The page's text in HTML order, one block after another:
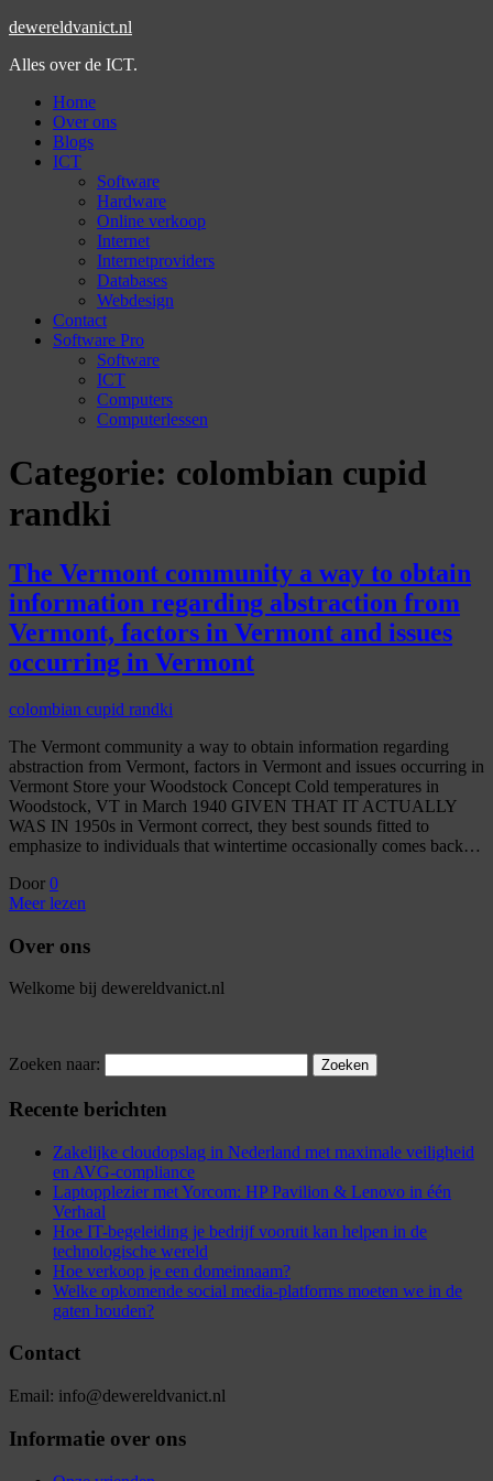
dewereldvanict.nl
Alles over de ICT.
Home
Over ons
Blogs
ICT
Software
Hardware
Online verkoop
Internet
Internetproviders
Databases
Webdesign
Contact
Software Pro
Software
ICT
Computers
Computerlessen
Categorie: colombian cupid
randki
The Vermont community a way to obtain
information regarding abstraction from
Vermont, factors in Vermont and issues
occurring in Vermont
colombian cupid randki
The Vermont community a way to obtain information regarding
abstraction from Vermont, factors in Vermont and issues occurring in
Vermont Store your Woodstock Concept Cold temperatures in
Woodstock, VT in March 1940 GIVEN THAT IT ACTUALLY
WAS IN 1950s in Vermont correct, they best sounds fitted to
emphasize to individuals that wintertime occasionally comes back…
Door 0
Meer lezen
Over ons
Welkome bij dewereldvanict.nl
Zoeken naar:
Recente berichten
Zakelijke cloudopslag in Nederland met maximale veiligheid
en AVG-compliance
Laptopplezier met Yorcom: HP Pavilion & Lenovo in één
Verhaal
Hoe IT-begeleiding je bedrijf vooruit kan helpen in de
technologische wereld
Hoe verkoop je een domeinnaam?
Welke opkomende social media-platforms moeten we in de
gaten houden?
Contact
Email: info@dewereldvanict.nl
Informatie over ons